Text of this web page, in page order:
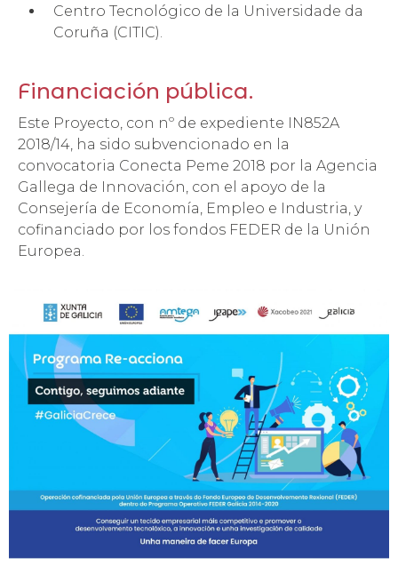
Centro Tecnológico de la Universidade da
Coruña (CITIC).
Financiación pública.
Este Proyecto, con nº de expediente IN852A
2018/14, ha sido subvencionado en la
convocatoria Conecta Peme 2018 por la Agencia
Gallega de Innovación, con el apoyo de la
Consejería de Economía, Empleo e Industria, y
cofinanciado por los fondos FEDER de la Unión
Europea.